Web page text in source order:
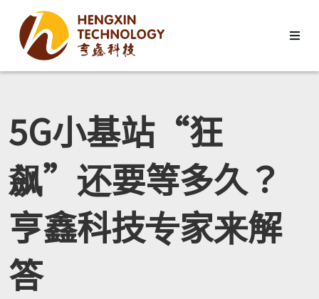
5G小基站“狂
飙”还要等多久？
亨鑫科技专家来解
答